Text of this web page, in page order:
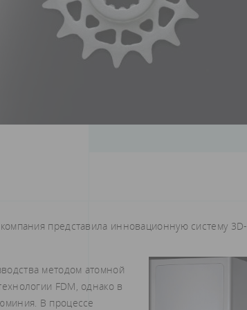
представила инновационную систему 3D-
методом атомной
FDM, однако в
В процессе